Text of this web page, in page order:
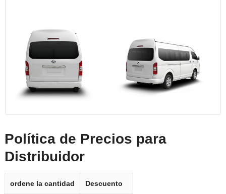
Política de Precios para
Distribuidor
ordene la cantidad Descuento